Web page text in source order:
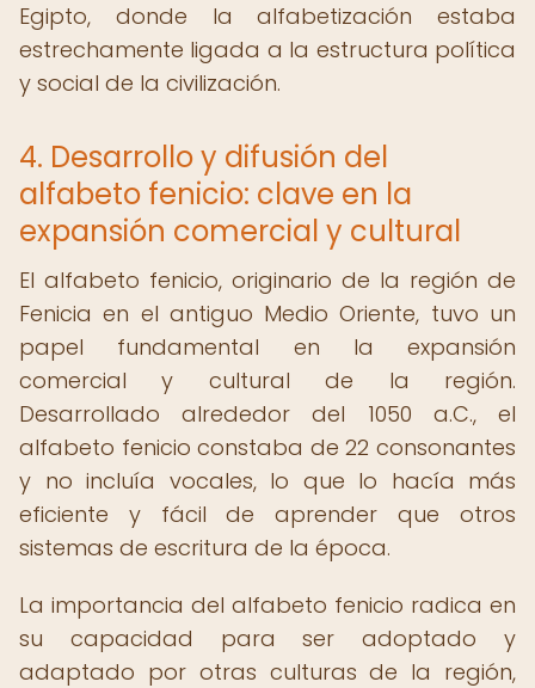
Egipto, donde la alfabetización estaba
estrechamente ligada a la estructura política
y social de la civilización.
4. Desarrollo y difusión del
alfabeto fenicio: clave en la
expansión comercial y cultural
El alfabeto fenicio, originario de la región de
Fenicia en el antiguo Medio Oriente, tuvo un
papel fundamental en la expansión
comercial y cultural de la región.
Desarrollado alrededor del 1050 a.C., el
alfabeto fenicio constaba de 22 consonantes
y no incluía vocales, lo que lo hacía más
eficiente y fácil de aprender que otros
sistemas de escritura de la época.
La importancia del alfabeto fenicio radica en
su capacidad para ser adoptado y
adaptado por otras culturas de la región,